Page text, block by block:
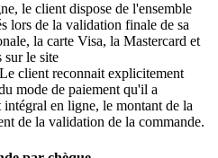
le client dispose de l'ensemble
lors de la validation finale de sa
la carte Visa, la Mastercard et
sur le site
client reconnait explicitement
mode de paiement qu'il a
en ligne, le montant de la
de la validation de la commande.